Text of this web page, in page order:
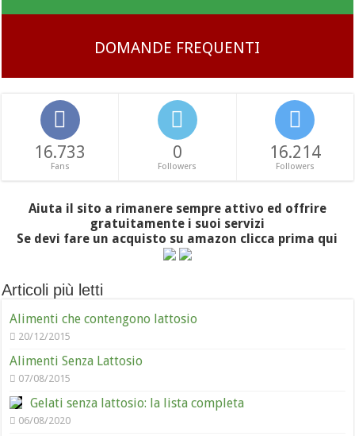
DOMANDE FREQUENTI
16.733
Fans
0
Followers
16.214
Followers
Aiuta il sito a rimanere sempre attivo ed offrire
gratuitamente i suoi servizi
Se devi fare un acquisto su amazon clicca prima qui
Articoli più letti
Alimenti che contengono lattosio
20/12/2015
Alimenti Senza Lattosio
07/08/2015
Gelati senza lattosio: la lista completa
06/08/2020